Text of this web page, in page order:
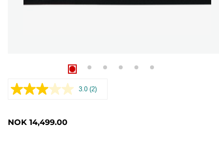
3.0 Les
(2)
NOK 14,499.00